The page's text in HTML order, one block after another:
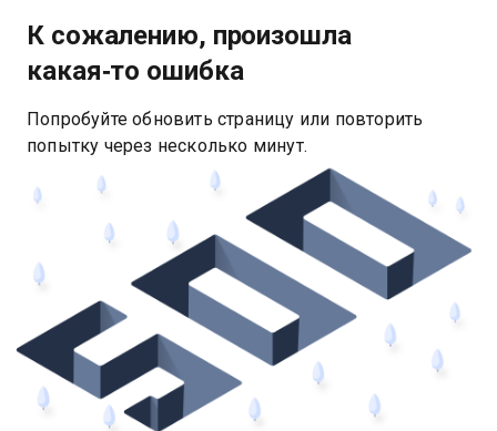
К сожалению, произошла
какая‑то ошибка
Попробуйте обновить страницу или повторить
попытку через несколько минут.